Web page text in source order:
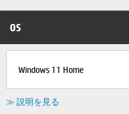
OS
Windows 11 Home
≫ 説明を見る